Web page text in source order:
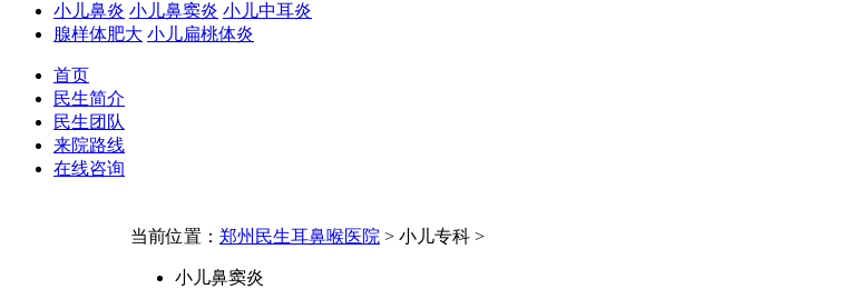
小儿鼻炎 小儿鼻窦炎 小儿中耳炎
腺样体肥大 小儿扁桃体炎
首页
民生简介
民生团队
来院路线
在线咨询
当前位置： 郑州民生耳鼻喉医院 > 小儿专科 >
小儿鼻窦炎